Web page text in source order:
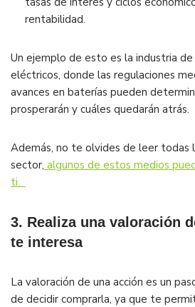
rentabilidad.
Un ejemplo de esto es la industria de
eléctricos, donde las regulaciones
avances en baterías pueden
prosperarán y cuáles quedarán atrás.
Además, no te olvides de leer todas
sector, algunos de estos medios
ti.
3. Realiza una valoración
te interesa
La valoración de una acción es un
de decidir comprarla, ya que te